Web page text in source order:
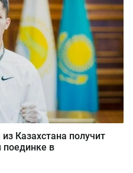
Казахстана получит
в